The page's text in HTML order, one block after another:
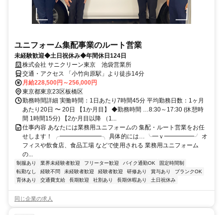
ユニフォーム集配事業のルート営業
未経験歓迎◆土日祝休み◆年間休日124日
株式会社 サニクリーン東京 池袋営業所
交通・アクセス 「小竹向原駅」より徒歩14分
月給228,500円～256,000円
東京都東京23区板橋区
勤務時間詳細 実働時間：1日あたり7時間45分 平均勤務日数：1ヶ月
あたり20日 〜 20日 【1か月目】 ◆勤務時間 …8:30～17:30 (休憩時
間 1時間15分) 【2か月目以降 （1...
仕事内容 あなたには業務用ユニフォームの 集配・ルート営業をお任
せします！ ╭━━━━━━━╮ 具体的には… ╰━ｖ━━━━━╯ オ
フィスや飲食店、食品工場 などで使用される 業務用ユニフォーム
の...
制服あり 業界未経験者歓迎 フリーター歓迎 バイク通勤OK
固定時間制
転勤なし
経験不問 未経験者歓迎 経験者歓迎 研修あり 賞与あり
ブランクOK
育休あり
交通費支給 長期歓迎 社割あり 長期休暇あり 土日祝休み
同じ企業の求人